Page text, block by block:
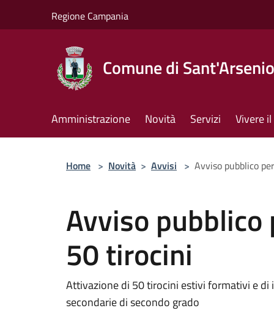
Regione Campania
Comune di Sant'Arsenio
Amministrazione Novità Servizi Vivere
Home > Novità > Avvisi > Avviso pubblico
Avviso
50 tirocini
Attivazione di 50 tirocini estivi formativi e
secondarie di secondo grado